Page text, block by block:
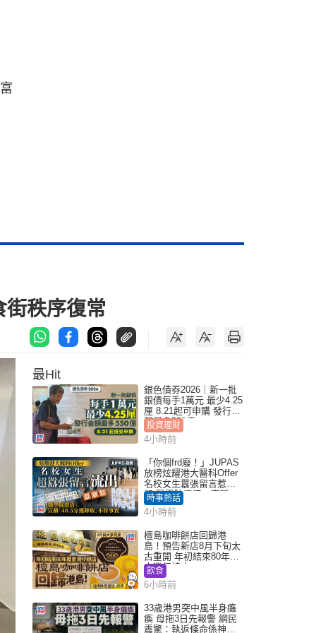
街秩序復常
最Hit
銀色債券2026｜新一批
銀債每手1萬元 最少4.25
厘 8.21起可申購 發行金
額最多550億
投資理財
4小時前
「你個frd廢！」JUPAS
放榜炫耀港大醫科Offer
名校女生囂張留言惹眾
怒 醫學院澄清：宣稱
「40.5分獲錄取」不符事
實｜Juicy叮
時事熱話
4小時前
檀島咖啡餅店回歸港
島！預告新店8月下旬太
古重開 年初結束80年歷
史灣仔總店
飲食
6小時前
33歲港男突中風半身癱
瘓 母拖3日先報警 網民
震驚：執返條命係神蹟